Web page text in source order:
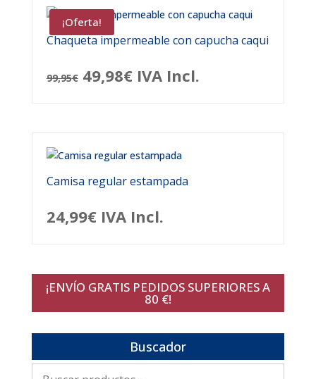
¡Oferta!
Chaqueta impermeable con capucha caqui
99,95€ El
era:
99,95€.
49,98€El
es:
49,98€.
IVA Incl.
Camisa regular estampada
24,99€ IVA Incl.
¡ENVÍO GRATIS PEDIDOS SUPERIORES A
80 €!
Buscador